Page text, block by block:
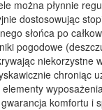
można płynnie
dostosowując
słońca po
pogodowe
niekorzystne
chroniąc
komfortu i